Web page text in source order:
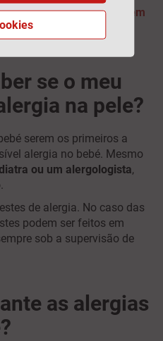
aliviar a dor de barriga em
se o meu
na pele?
serem os primeiros a
alergia no bebé. Mesmo
ou um alergologista,
de alergia. No caso das
podem ser feitos em
sob a supervisão de
as alergias